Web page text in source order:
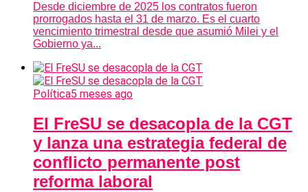
Desde diciembre de 2025 los contratos fueron
prorrogados hasta el 31 de marzo. Es el cuarto
vencimiento trimestral desde que asumió Milei y el
Gobierno ya...
Política5 meses ago
El FreSU se desacopla de la CGT
y lanza una estrategia federal de
conflicto permanente post
reforma laboral